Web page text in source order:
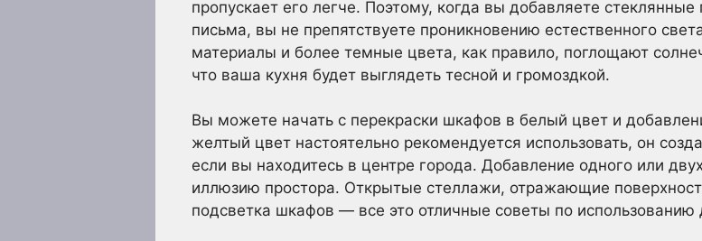
пропускает его легче. Поэтому, когда вы добавляете
письма, вы не препятствуете проникновению естественного
материалы и более темные цвета, как правило, поглощают
что ваша кухня будет выглядеть тесной и громоздкой.
Вы можете начать с перекраски шкафов в белый цвет и
желтый цвет настоятельно рекомендуется использовать, он
если вы находитесь в центре города. Добавление одного или
иллюзию простора. Открытые стеллажи, отражающие
подсветка шкафов — все это отличные советы по использованию